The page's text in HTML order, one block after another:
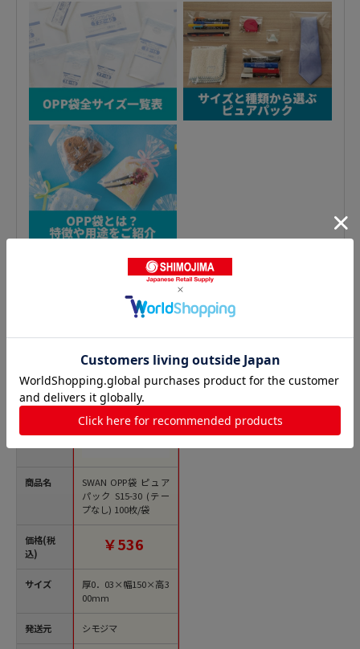
ピュアパック テープなしの人気商品との比較
商品名
価格(税
込)
サイズ
発送元
SWAN OPP袋 ピュア
パック S15-30 (テー
プなし) 100枚/袋
￥536
厚0．03×幅150×高3
00mm
シモジマ